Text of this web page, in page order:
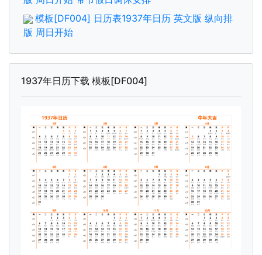
模板[DF004] 日历表1937年日历 英文版 纵向排
版 周日开始
1937年日历下载 模板[DF004]